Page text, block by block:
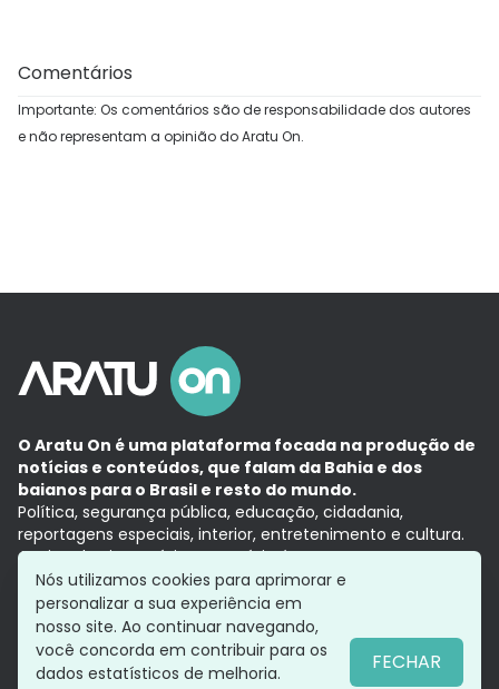
Comentários
Importante: Os comentários são de responsabilidade dos autores
e não representam a opinião do Aratu On.
O Aratu On é uma plataforma focada na produção de
notícias e conteúdos, que falam da Bahia e dos
baianos para o Brasil e resto do mundo.
Política, segurança pública, educação, cidadania,
reportagens especiais, interior, entretenimento e cultura.
Aqui, tudo vira notícia e a notícia é no tempo presente,
com a credibilidade do Grupo Aratu.
Grupo Aratu
Política de privacidade
Siga-nos
Nós utilizamos cookies para aprimorar e
personalizar a sua experiência em
nosso site. Ao continuar navegando,
você concorda em contribuir para os
dados estatísticos de melhoria.
FECHAR